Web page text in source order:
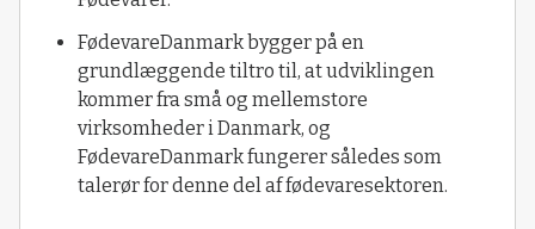
FødevareDanmark bygger på en
grundlæggende tiltro til, at udviklingen
kommer fra små og mellemstore
virksomheder i Danmark, og
FødevareDanmark fungerer således som
talerør for denne del af fødevaresektoren.